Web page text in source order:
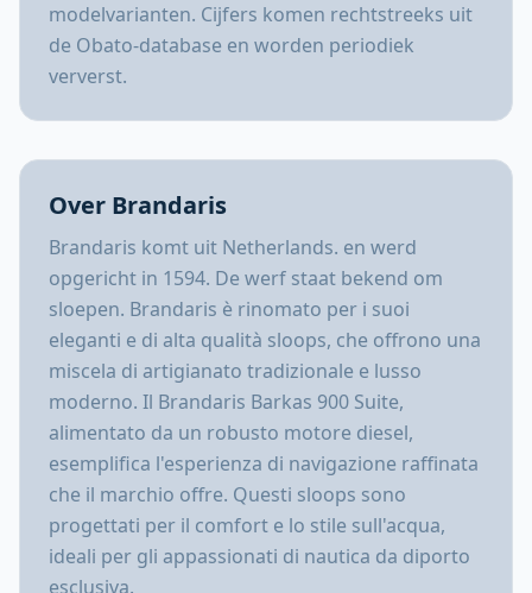
modelvarianten. Cijfers komen rechtstreeks uit
de Obato-database en worden periodiek
ververst.
Over Brandaris
Brandaris komt uit Netherlands. en werd
opgericht in 1594. De werf staat bekend om
sloepen. Brandaris è rinomato per i suoi
eleganti e di alta qualità sloops, che offrono una
miscela di artigianato tradizionale e lusso
moderno. Il Brandaris Barkas 900 Suite,
alimentato da un robusto motore diesel,
esemplifica l'esperienza di navigazione raffinata
che il marchio offre. Questi sloops sono
progettati per il comfort e lo stile sull'acqua,
ideali per gli appassionati di nautica da diporto
esclusiva.